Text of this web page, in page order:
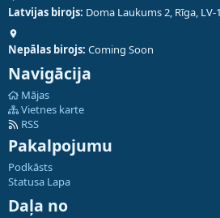
Latvijas birojs: Doma Laukums 2, Rīga, LV-
Nepālas birojs: Coming Soon
Navigācija
Mājas
Vietnes karte
RSS
Pakalpojumu
Podkāsts
Statusa Lapa
Daļa no